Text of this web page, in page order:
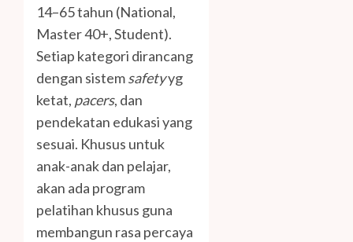
14–65 tahun (National,
Master 40+, Student).
Setiap kategori dirancang
dengan sistemsafetyyg
ketat, pacers, dan
pendekatan edukasi yang
sesuai. Khusus untuk
anak-anak dan pelajar,
akan ada program
pelatihan khusus guna
membangun rasa percaya